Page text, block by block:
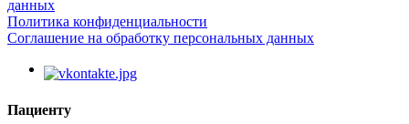
данных
Политика конфиденциальности
Соглашение на обработку персональных данных
Пациенту